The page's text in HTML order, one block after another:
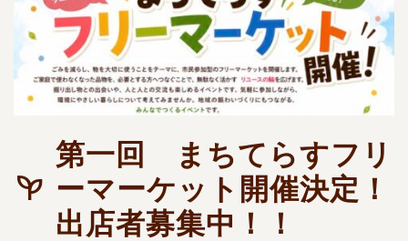
第一回 まちてらすフリ
ーマーケット開催決定！
出店者募集中！！